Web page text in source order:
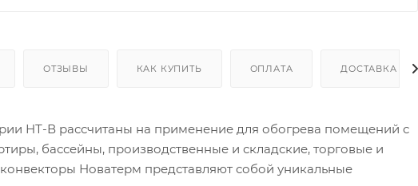
ОТЗЫВЫ КАК КУПИТЬ ОПЛАТА ДОСТАВКА
НТ-В рассчитаны на применение для обогрева помещений с
бассейны, производственные и складские, торговые и
Новатерм представляют собой уникальные